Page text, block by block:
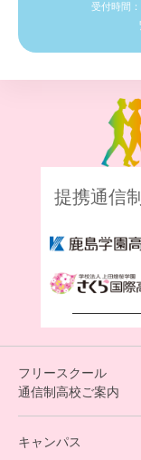
受付時間
提携通信
フリースクール
通信制高校ご案内
キャンパス